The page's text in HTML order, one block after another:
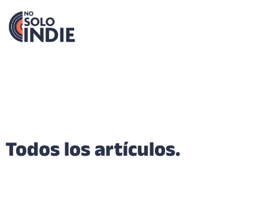
Todos los artículos.